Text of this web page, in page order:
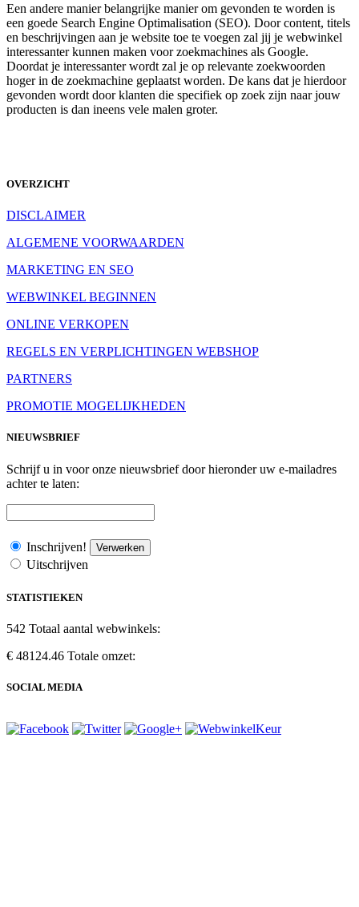
Een andere manier belangrijke manier om gevonden te worden is
een goede Search Engine Optimalisation (SEO). Door content, titels
en beschrijvingen aan je website toe te voegen zal jij je webwinkel
interessanter kunnen maken voor zoekmachines als Google.
Doordat je interessanter wordt zal je op relevante zoekwoorden
hoger in de zoekmachine geplaatst worden. De kans dat je hierdoor
gevonden wordt door klanten die specifiek op zoek zijn naar jouw
producten is dan ineens vele malen groter.
OVERZICHT
DISCLAIMER
ALGEMENE VOORWAARDEN
MARKETING EN SEO
WEBWINKEL BEGINNEN
ONLINE VERKOPEN
REGELS EN VERPLICHTINGEN WEBSHOP
PARTNERS
PROMOTIE MOGELIJKHEDEN
NIEUWSBRIEF
Schrijf u in voor onze nieuwsbrief door hieronder uw e-mailadres
achter te laten:
Inschrijven! Verwerken
Uitschrijven
STATISTIEKEN
542 Totaal aantal webwinkels:
€ 48124.46 Totale omzet:
SOCIAL MEDIA